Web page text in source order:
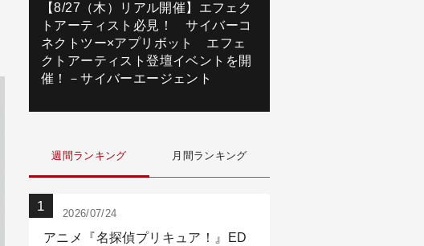
【8/27（木）リアル開催】エフェク
トアーティスト必見！ サイバーコ
ネクトツー×アプリボット エフェ
クトアーティスト登壇イベントを開
催！－サイバーエージェント
週間ランキング 月間ランキング
2026/07/24
アニメ『名探偵プリキュア！』ED